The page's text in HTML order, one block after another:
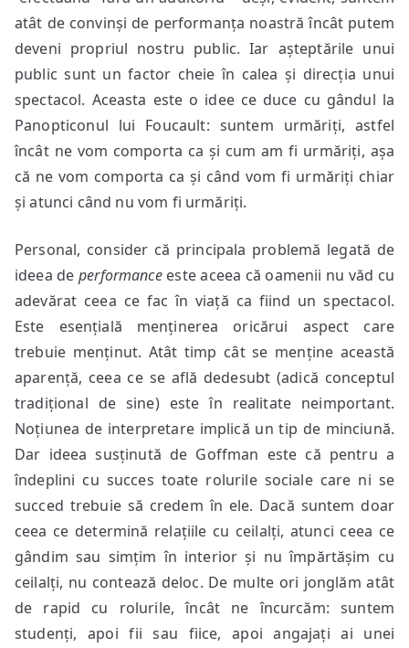
atât de convinși de performanța noastră încât putem
deveni propriul nostru public. Iar așteptările unui
public sunt un factor cheie în calea și direcția unui
spectacol. Aceasta este o idee ce duce cu gândul la
Panopticonul lui Foucault: suntem urmăriți, astfel
încât ne vom comporta ca și cum am fi urmăriți, așa
că ne vom comporta ca și când vom fi urmăriți chiar
și atunci când nu vom fi urmăriți.
Personal, consider că principala problemă legată de
ideea deperformanceeste aceea că oamenii nu văd cu
adevărat ceea ce fac în viață ca fiind un spectacol.
Este esențială menținerea oricărui aspect care
trebuie menținut. Atât timp cât se menține această
aparență, ceea ce se află dedesubt (adică conceptul
tradițional de sine) este în realitate neimportant.
Noțiunea de interpretare implică un tip de minciună.
Dar ideea susținută de Goffman este că pentru a
îndeplini cu succes toate rolurile sociale care ni se
succed trebuie să credem în ele. Dacă suntem doar
ceea ce determină relațiile cu ceilalți, atunci ceea ce
gândim sau simțim în interior și nu împărtășim cu
ceilalți, nu contează deloc. De multe ori jonglăm atât
de rapid cu rolurile, încât ne încurcăm: suntem
studenți, apoi fii sau fiice, apoi angajați ai unei